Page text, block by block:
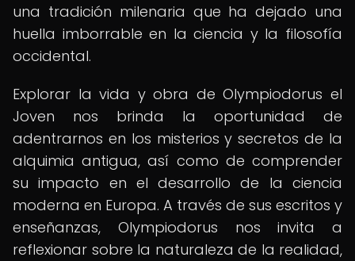
una tradición milenaria que ha dejado una
huella imborrable en la ciencia y la filosofía
occidental.
Explorar la vida y obra de Olympiodorus el
Joven nos brinda la oportunidad de
adentrarnos en los misterios y secretos de la
alquimia antigua, así como de comprender
su impacto en el desarrollo de la ciencia
moderna en Europa. A través de sus escritos y
enseñanzas, Olympiodorus nos invita a
reflexionar sobre la naturaleza de la realidad,